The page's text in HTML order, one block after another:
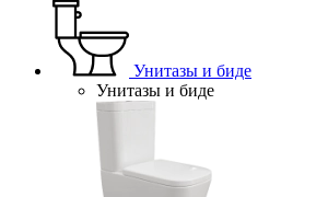
Унитазы и биде
Унитазы и биде